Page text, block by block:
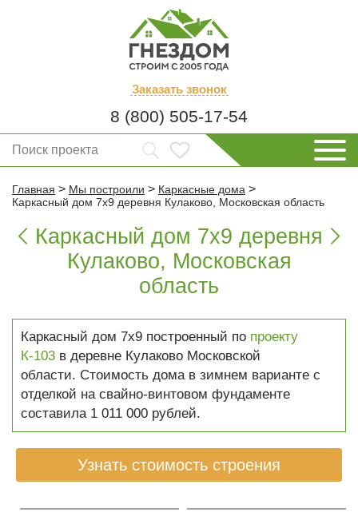
Заказать звонок
8 (800) 505-17-54
Главная > Мы построили > Каркасные дома >
Каркасный дом 7х9 деревня Кулаково, Московская область
 Каркасный дом 7х9 деревня
Кулаково, Московская
область

Каркасный дом 7х9 построенный по проекту
К-103 в деревне Кулаково Московской
области. Стоимость дома в зимнем варианте с
отделкой на свайно-винтовом фундаменте
составила 1 011 000 рублей.
Узнать стоимость строения